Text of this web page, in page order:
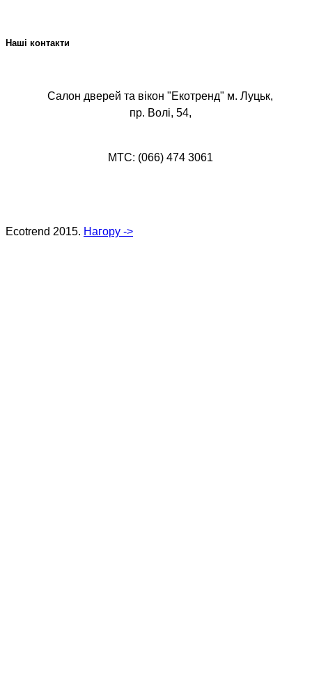
Наші контакти
Салон дверей та вікон "Екотренд" м. Луцьк,
пр. Волі, 54,
МТС: (066) 474 3061
Ecotrend 2015. Нагору ->